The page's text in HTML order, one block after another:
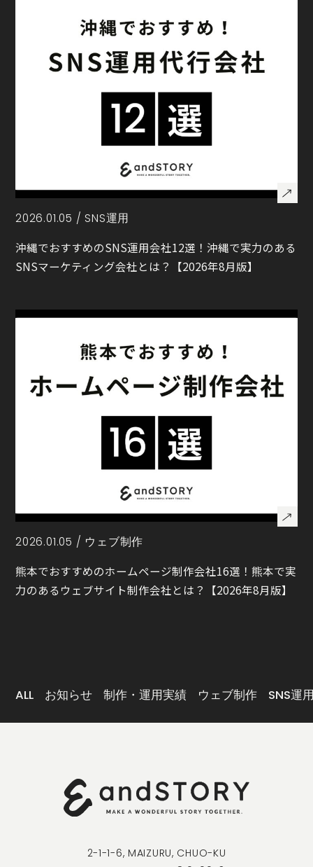
2026.01.05 / SNS運用
沖縄でおすすめのSNS運用会社12選！沖縄で実力のある
SNSマーケティング会社とは？【2026年8月版】
2026.01.05 / ウェブ制作
熊本でおすすめのホームページ制作会社16選！熊本で実
力のあるウェブサイト制作会社とは？【2026年8月版】
ALL お知らせ 制作・運用実績 ウェブ制作 SNS運
2-1-1-6, MAIZURU, CHUO-KU